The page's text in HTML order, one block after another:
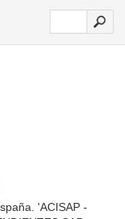
'ACISAP -